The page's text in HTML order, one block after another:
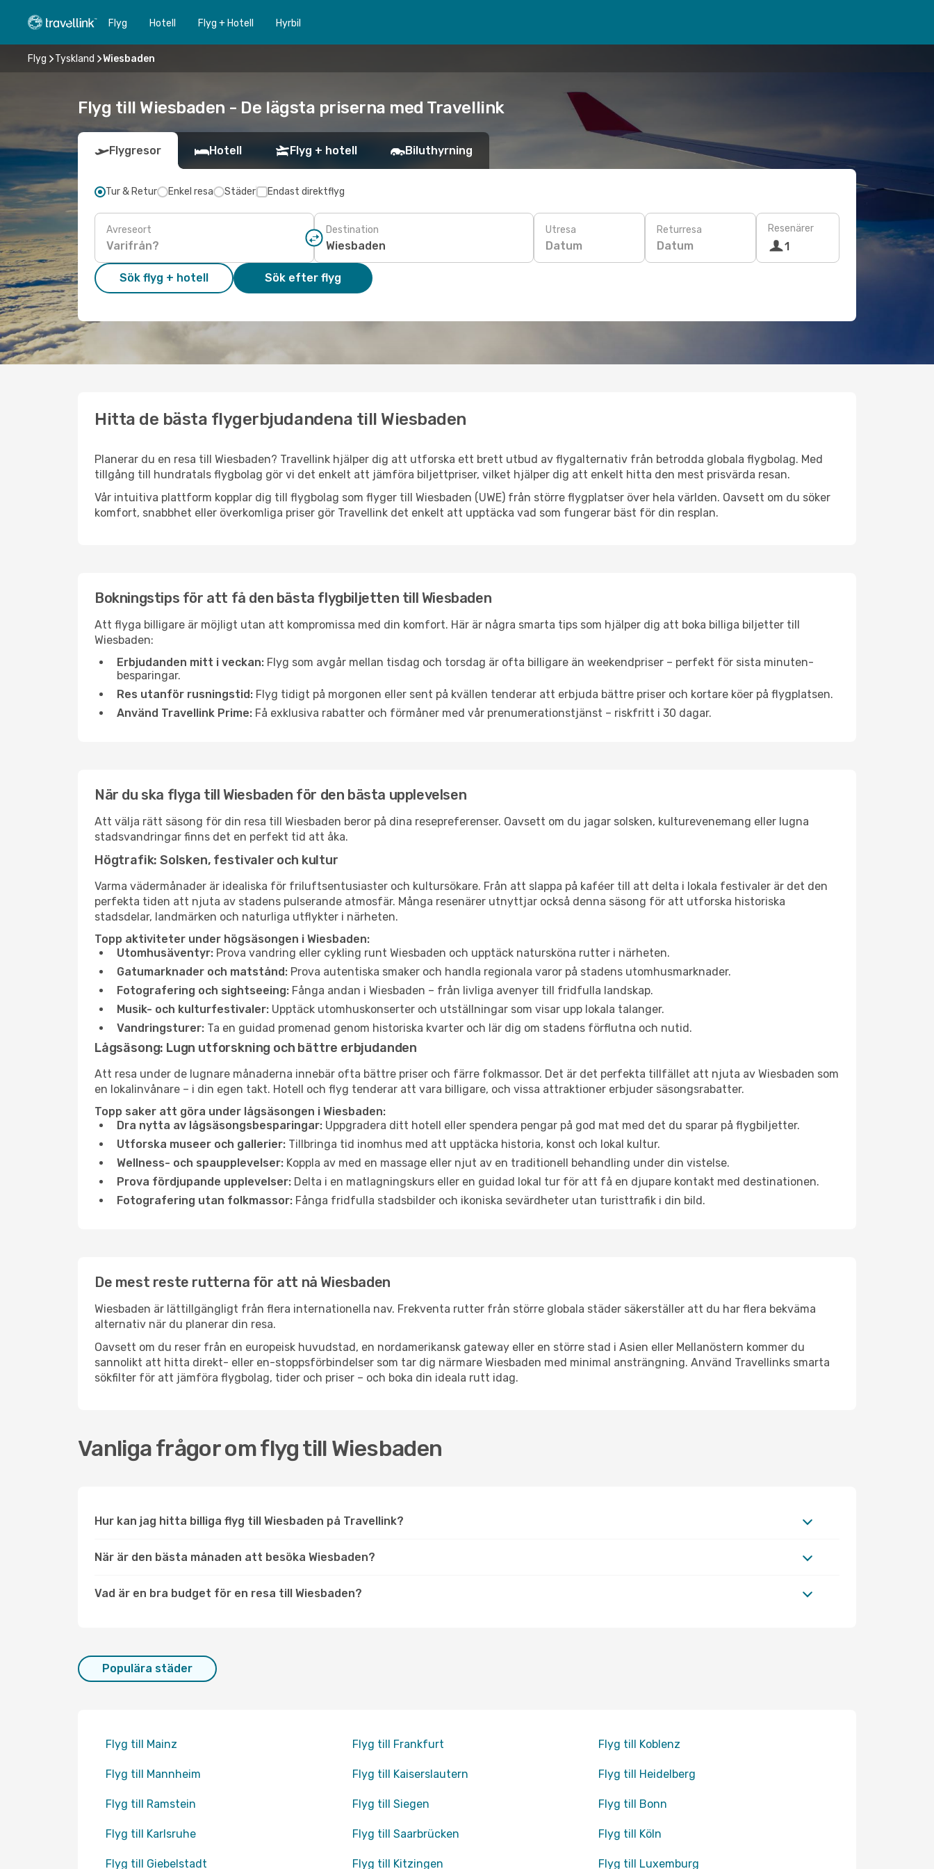
Flyg Hotell Flyg + Hotell Hyrbil
Flyg Tyskland Wiesbaden
Flyg till Wiesbaden - De lägsta priserna med Travellink
Flygresor Hotell Flyg + hotell Biluthyrning
Tur & Retur Enkel resa Städer Endast direktflyg
Avreseort Destination Utresa
Datum
Returresa
Datum
Resenärer
1
Sök flyg + hotell Sök efter flyg
Hitta de bästa flygerbjudandena till Wiesbaden
Planerar du en resa till Wiesbaden? Travellink hjälper dig att utforska ett brett utbud av flygalternativ från betrodda globala flygbolag. Med
tillgång till hundratals flygbolag gör vi det enkelt att jämföra biljettpriser, vilket hjälper dig att enkelt hitta den mest prisvärda resan.
Vår intuitiva plattform kopplar dig till flygbolag som flyger till Wiesbaden (UWE) från större flygplatser över hela världen. Oavsett om du söker
komfort, snabbhet eller överkomliga priser gör Travellink det enkelt att upptäcka vad som fungerar bäst för din resplan.
Bokningstips för att få den bästa flygbiljetten till Wiesbaden
Att flyga billigare är möjligt utan att kompromissa med din komfort. Här är några smarta tips som hjälper dig att boka billiga biljetter till
Wiesbaden:
Erbjudanden mitt i veckan: Flyg som avgår mellan tisdag och torsdag är ofta billigare än weekendpriser – perfekt för sista minuten-
besparingar.
Res utanför rusningstid: Flyg tidigt på morgonen eller sent på kvällen tenderar att erbjuda bättre priser och kortare köer på flygplatsen.
Använd Travellink Prime: Få exklusiva rabatter och förmåner med vår prenumerationstjänst – riskfritt i 30 dagar.
När du ska flyga till Wiesbaden för den bästa upplevelsen
Att välja rätt säsong för din resa till Wiesbaden beror på dina resepreferenser. Oavsett om du jagar solsken, kulturevenemang eller lugna
stadsvandringar finns det en perfekt tid att åka.
Högtrafik: Solsken, festivaler och kultur
Varma vädermånader är idealiska för friluftsentusiaster och kultursökare. Från att slappa på kaféer till att delta i lokala festivaler är det den
perfekta tiden att njuta av stadens pulserande atmosfär. Många resenärer utnyttjar också denna säsong för att utforska historiska
stadsdelar, landmärken och naturliga utflykter i närheten.
Topp aktiviteter under högsäsongen i Wiesbaden:
Utomhusäventyr: Prova vandring eller cykling runt Wiesbaden och upptäck natursköna rutter i närheten.
Gatumarknader och matstånd: Prova autentiska smaker och handla regionala varor på stadens utomhusmarknader.
Fotografering och sightseeing: Fånga andan i Wiesbaden – från livliga avenyer till fridfulla landskap.
Musik- och kulturfestivaler: Upptäck utomhuskonserter och utställningar som visar upp lokala talanger.
Vandringsturer: Ta en guidad promenad genom historiska kvarter och lär dig om stadens förflutna och nutid.
Lågsäsong: Lugn utforskning och bättre erbjudanden
Att resa under de lugnare månaderna innebär ofta bättre priser och färre folkmassor. Det är det perfekta tillfället att njuta av Wiesbaden som
en lokalinvånare – i din egen takt. Hotell och flyg tenderar att vara billigare, och vissa attraktioner erbjuder säsongsrabatter.
Topp saker att göra under lågsäsongen i Wiesbaden:
Dra nytta av lågsäsongsbesparingar: Uppgradera ditt hotell eller spendera pengar på god mat med det du sparar på flygbiljetter.
Utforska museer och gallerier: Tillbringa tid inomhus med att upptäcka historia, konst och lokal kultur.
Wellness- och spaupplevelser: Koppla av med en massage eller njut av en traditionell behandling under din vistelse.
Prova fördjupande upplevelser: Delta i en matlagningskurs eller en guidad lokal tur för att få en djupare kontakt med destinationen.
Fotografering utan folkmassor: Fånga fridfulla stadsbilder och ikoniska sevärdheter utan turisttrafik i din bild.
De mest reste rutterna för att nå Wiesbaden
Wiesbaden är lättillgängligt från flera internationella nav. Frekventa rutter från större globala städer säkerställer att du har flera bekväma
alternativ när du planerar din resa.
Oavsett om du reser från en europeisk huvudstad, en nordamerikansk gateway eller en större stad i Asien eller Mellanöstern kommer du
sannolikt att hitta direkt- eller en-stoppsförbindelser som tar dig närmare Wiesbaden med minimal ansträngning. Använd Travellinks smarta
sökfilter för att jämföra flygbolag, tider och priser – och boka din ideala rutt idag.
Vanliga frågor om flyg till Wiesbaden
Hur kan jag hitta billiga flyg till Wiesbaden på Travellink?
När är den bästa månaden att besöka Wiesbaden?
Vad är en bra budget för en resa till Wiesbaden?
Populära städer
Flyg till Mainz Flyg till Frankfurt Flyg till Koblenz
Flyg till Mannheim Flyg till Kaiserslautern Flyg till Heidelberg
Flyg till Ramstein Flyg till Siegen Flyg till Bonn
Flyg till Karlsruhe Flyg till Saarbrücken Flyg till Köln
Flyg till Giebelstadt Flyg till Kitzingen Flyg till Luxemburg